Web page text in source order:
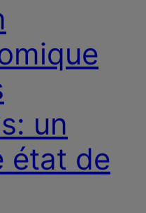
un
état de